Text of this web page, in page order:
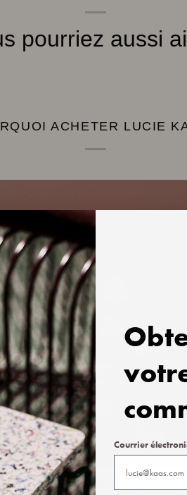
pourriez aussi
ACHETER LUCIE
DE 90 PERSONNAGES
Courrier